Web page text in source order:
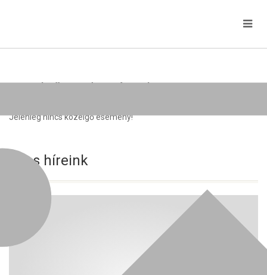
Közelgő rendezvények
Jelenleg nincs közelgő esemény!
Friss híreink